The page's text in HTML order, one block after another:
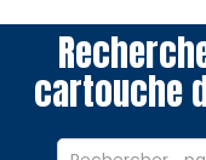
cartouche